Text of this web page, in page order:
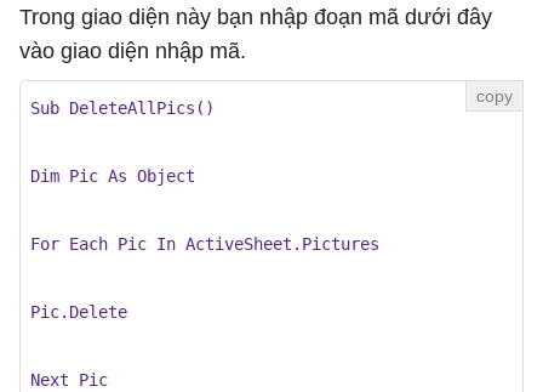
Trong giao diện này bạn nhập đoạn mã dưới đây
vào giao diện nhập mã.
Sub DeleteAllPics()
Dim Pic As Object
For Each Pic In ActiveSheet.Pictures
Pic.Delete
Next Pic